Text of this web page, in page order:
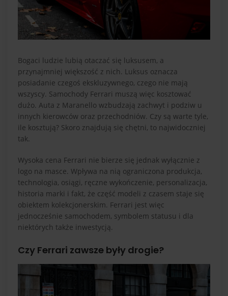
Bogaci ludzie lubią otaczać się luksusem, a
przynajmniej większość z nich. Luksus oznacza
posiadanie czegoś ekskluzywnego, czego nie mają
wszyscy. Samochody Ferrari muszą więc kosztować
dużo. Auta z Maranello wzbudzają zachwyt i podziw u
innych kierowców oraz przechodniów. Czy są warte tyle,
ile kosztują? Skoro znajdują się chętni, to najwidoczniej
tak.
Wysoka cena Ferrari nie bierze się jednak wyłącznie z
logo na masce. Wpływa na nią ograniczona produkcja,
technologia, osiągi, ręczne wykończenie, personalizacja,
historia marki i fakt, że część modeli z czasem staje się
obiektem kolekcjonerskim. Ferrari jest więc
jednocześnie samochodem, symbolem statusu i dla
niektórych także inwestycją.
Czy Ferrari zawsze były drogie?